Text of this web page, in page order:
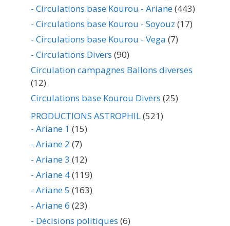
- Circulations base Kourou - Ariane(443)
- Circulations base Kourou - Soyouz (17)
- Circulations base Kourou - Vega (7)
- Circulations Divers (90)
Circulation campagnes Ballons diverses
(12)
Circulations base Kourou Divers (25)
PRODUCTIONS ASTROPHIL(521)
- Ariane 1 (15)
- Ariane 2 (7)
- Ariane 3 (12)
- Ariane 4(119)
- Ariane 5 (163)
- Ariane 6 (23)
- Décisions politiques (6)